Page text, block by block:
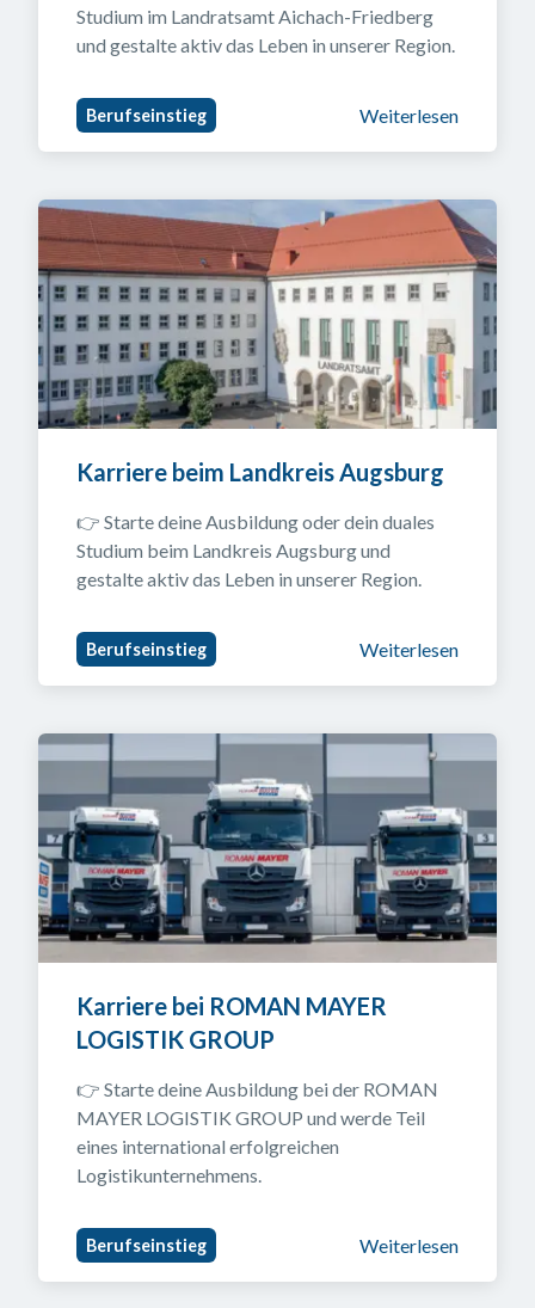
Studium im Landratsamt Aichach-Friedberg
und gestalte aktiv das Leben in unserer Region.
Berufseinstieg Weiterlesen
Karriere beim Landkreis Augsburg
👉 Starte deine Ausbildung oder dein duales
Studium beim Landkreis Augsburg und
gestalte aktiv das Leben in unserer Region.
Berufseinstieg Weiterlesen
Karriere bei ROMAN MAYER
LOGISTIK GROUP
👉 Starte deine Ausbildung bei der ROMAN
MAYER LOGISTIK GROUP und werde Teil
eines international erfolgreichen
Logistikunternehmens.
Berufseinstieg Weiterlesen